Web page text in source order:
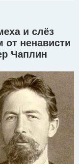
и слёз
от ненависти
Чаплин